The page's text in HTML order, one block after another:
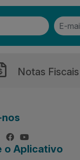
Notas Fiscais
o Aplicativo